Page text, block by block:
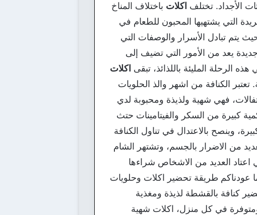
الأجداد. تختلف اكلات باختلاف المناخ
التي يشتهيها المحبون للطعام في
يتم تبادل الأسرار والوصفات التي
يعد من الأمور التي تضيف إلى
الرحلة المليئة باللذائذ، تبقى اكلات
الكنافة من اشهر والذ الحلويات
فهي شهية ولذيذة ومحبوبة لدي
كبيرة من السكر والفيتامينات حتث
وينصح بالاعتدال في تناول الكنافة
من الاضرار بالجسم، وتشتهر الشام
اعتاد العديد من الاشخاص شراءها
عودناكم طريقة تحضير اكلات وحلويات
كنافة بالقشطة لذيذة ومغذية
من 30 دقيقة ومكوناتها بسيطة ومتوفرة في كل منزل، اكلات شهية